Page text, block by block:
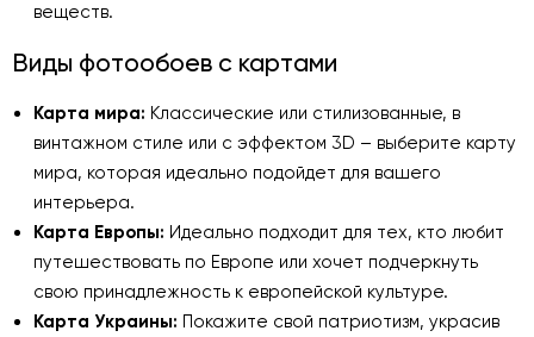
веществ.
Виды фотообоев с картами
Карта мира: Классические или стилизованные, в
винтажном стиле или с эффектом 3D – выберите карту
мира, которая идеально подойдет для вашего
интерьера.
Карта Европы: Идеально подходит для тех, кто любит
путешествовать по Европе или хочет подчеркнуть
свою принадлежность к европейской культуре.
Карта Украины: Покажите свой патриотизм, украсив